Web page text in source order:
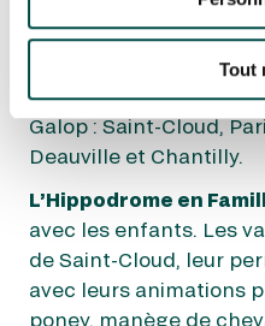
Tout
événementiel de
sortie familiale
Live sur plus de 30
saison et sur tous les
Galop : Saint-Cloud,
Deauville et Chantilly.
L’Hippodrome en
avec les enfants. Les
de Saint-Cloud, leur
avec leurs animations
poney, manège de